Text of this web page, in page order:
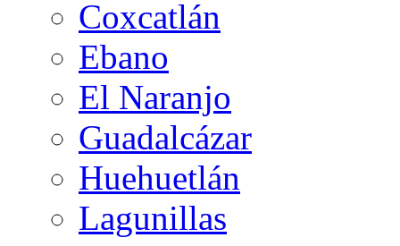
Coxcatlán
Ebano
El Naranjo
Guadalcázar
Huehuetlán
Lagunillas